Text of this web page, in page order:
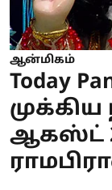
ஆன்மிகம்
Today
முக்கிய
ஆகஸ்ட்